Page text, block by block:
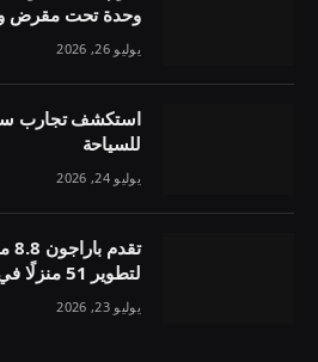
وحدة تحت مقرض
يوليو 26, 2026
استكشف تجارب
للسياحة
يوليو 24, 2026
لتطوير 51 منزلًا في بريستون
يوليو 23, 2026